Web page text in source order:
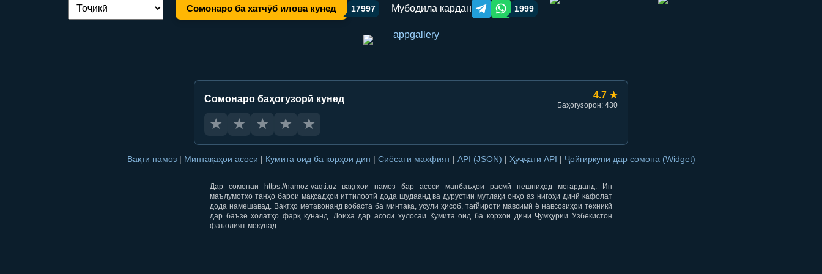
Иваз кардани забон: Сомонаро ба хатчӯб илова кунед 17997 Мубодила кардан Telegram orqali ulashish
WhatsApp orqali ulashish
1999
Сомонаро баҳогузорӣ кунед 4.7 ★
Баҳогузорон: 430
★ ★ ★ ★ ★
Вақти намоз | Минтақаҳои асосӣ | Кумита оид ба корҳои дин | Сиёсати махфият | API (JSON) | Ҳуҷҷати API | Ҷойгиркунӣ дар сомона (Widget)
Дар сомонаи https://namoz-vaqti.uz вақтҳои намоз бар асоси манбаъҳои расмӣ пешниҳод мегарданд. Ин
маълумотҳо танҳо барои мақсадҳои иттилоотӣ дода шудаанд ва дурустии мутлақи онҳо аз нигоҳи динӣ кафолат
дода намешавад. Вақтҳо метавонанд вобаста ба минтақа, усули ҳисоб, тағйироти мавсимӣ ё навсозиҳои техникӣ
дар баъзе ҳолатҳо фарқ кунанд. Лоиҳа дар асоси хулосаи Кумита оид ба корҳои дини Ҷумҳурии Ӯзбекистон
фаъолият мекунад.